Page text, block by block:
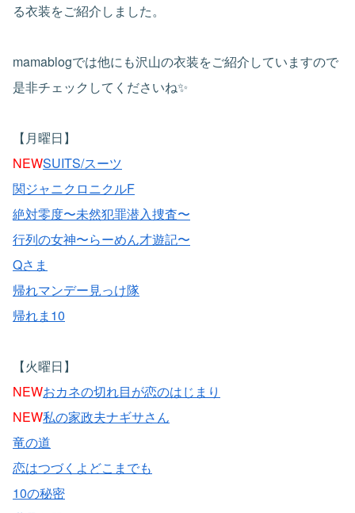
る衣装をご紹介しました。
mamablogでは他にも沢山の衣装をご紹介していますので
是非チェックしてくださいね✨
【月曜日】
NEWSUITS/スーツ
関ジャニクロニクルF
絶対零度〜未然犯罪潜入捜査〜
行列の女神〜らーめん才遊記〜
Qさま
帰れマンデー見っけ隊
帰れま10
【火曜日】
NEWおカネの切れ目が恋のはじまり
NEW私の家政夫ナギサさん
竜の道
恋はつづくよどこまでも
10の秘密